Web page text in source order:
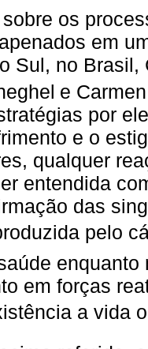
os
em
Sul, no
e
por
e o
qualquer
entendida
das
pelo
em forças
a vida